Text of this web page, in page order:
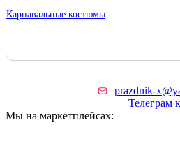
Карнавальные костюмы
prazdnik-
Телеграм
Мы на маркетплейсах: